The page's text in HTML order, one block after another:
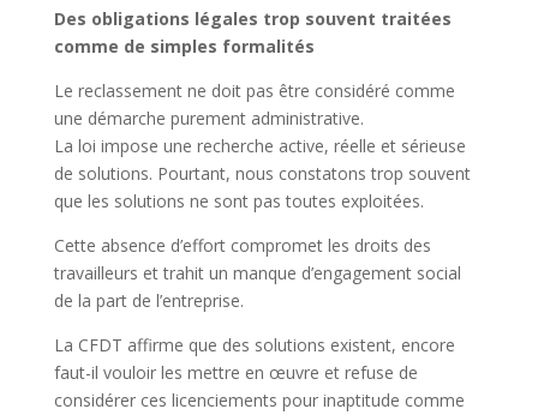
Des obligations légales trop souvent traitées
comme de simples formalités
Le reclassement ne doit pas être considéré comme
une démarche purement administrative.
La loi impose une recherche active, réelle et sérieuse
de solutions. Pourtant, nous constatons trop souvent
que les solutions ne sont pas toutes exploitées.
Cette absence d’effort compromet les droits des
travailleurs et trahit un manque d’engagement social
de la part de l’entreprise.
La CFDT affirme que des solutions existent, encore
faut-il vouloir les mettre en œuvre et refuse de
considérer ces licenciements pour inaptitude comme